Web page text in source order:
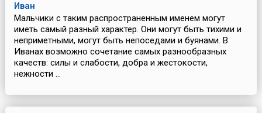
Иван
Мальчики с таким распространенным именем могут
иметь самый разный характер. Они могут быть тихими и
неприметными, могут быть непоседами и буянами. В
Иванах возможно сочетание самых разнообразных
качеств: силы и слабости, добра и жестокости,
нежности ...